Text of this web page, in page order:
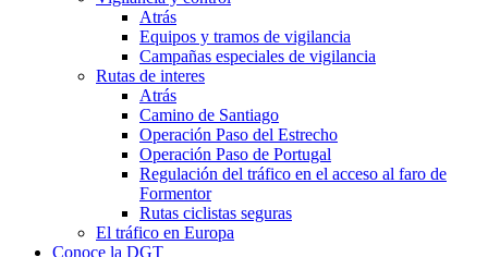
Atrás
Equipos y tramos de vigilancia
Campañas especiales de vigilancia
Rutas de interes
Atrás
Camino de Santiago
Operación Paso del Estrecho
Operación Paso de Portugal
Regulación del tráfico en el acceso al faro de
Formentor
Rutas ciclistas seguras
El tráfico en Europa
Conoce la DGT